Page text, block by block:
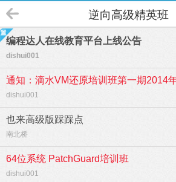
逆向高级精英班
编程达人在线教育平台上线公告
dishui001
通知：滴水VM还原培训班第一期2014
dishui001
也来高级版踩踩点
南北桥
64位系统 PatchGuard培训班
dishui001